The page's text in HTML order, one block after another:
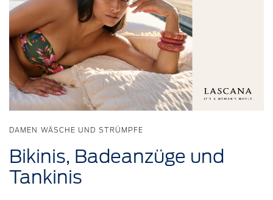
DAMEN WÄSCHE UND STRÜMPFE
Bikinis, Badeanzüge und
Tankinis